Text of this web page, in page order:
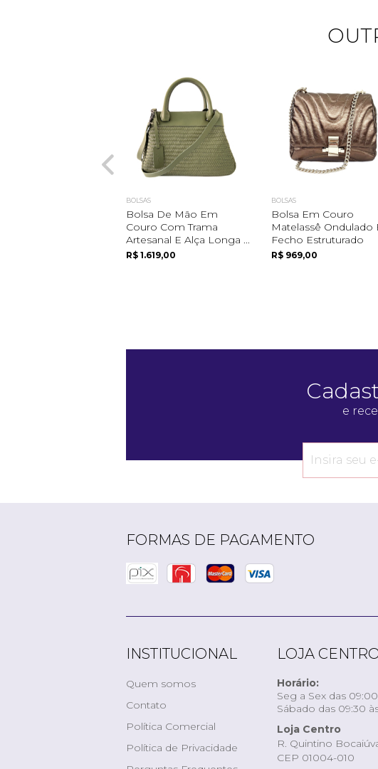
BOLSAS
Bolsa De Mão Em
Couro Com Trama
Artesanal E Alça Longa ...
R$ 1.619,00
BOLSAS
Bolsa Em Couro
Matelassê Ondulado
Fecho Estruturado
R$ 969,00
e
FORMAS DE PAGAMENTO
INSTITUCIONAL
Quem somos
Contato
Política Comercial
Política de Privacidade
LOJA
Horário:
Seg a Sex das
Sábado das 09:30
Loja Centro
R. Quintino
CEP 01004-010